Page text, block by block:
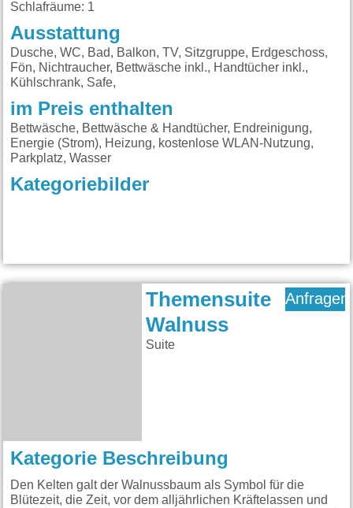
Schlafräume: 1
Ausstattung
Dusche, WC, Bad, Balkon, TV, Sitzgruppe, Erdgeschoss,
Fön, Nichtraucher, Bettwäsche inkl., Handtücher inkl.,
Kühlschrank, Safe,
im Preis enthalten
Bettwäsche, Bettwäsche & Handtücher, Endreinigung,
Energie (Strom), Heizung, kostenlose WLAN-Nutzung,
Parkplatz, Wasser
Kategoriebilder
Themensuite
Walnuss
Suite
Anfragen
Kategorie Beschreibung
Den Kelten galt der Walnussbaum als Symbol für die
Blütezeit, die Zeit, vor dem alljährlichen Kräftelassen und